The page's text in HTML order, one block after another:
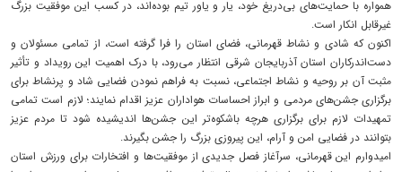
همواره با حمایت‌های بی‌دریغ خود، یار و یاور تیم بوده‌اند، در کسب این موفقیت بزرگ
غیرقابل انکار است.
اکنون که شادی و نشاط قهرمانی، فضای استان را فرا گرفته است، از تمامی مسئولان و
دست‌اندرکاران استان آذربایجان شرقی انتظار می‌رود، با درک اهمیت این رویداد و تأثیر
مثبت آن بر روحیه و نشاط اجتماعی، نسبت به فراهم نمودن فضایی شاد و پرنشاط برای
برگزاری جشن‌های مردمی و ابراز احساسات هواداران عزیز اقدام نمایند؛ لازم است تمامی
تمهیدات لازم برای برگزاری هرچه باشکوه‌تر این جشن‌ها اندیشیده شود تا مردم عزیز
بتوانند در فضایی امن و آرام، این پیروزی بزرگ را جشن بگیرند.
امیدوارم این قهرمانی، سرآغاز فصل جدیدی از موفقیت‌ها و افتخارات برای ورزش استان